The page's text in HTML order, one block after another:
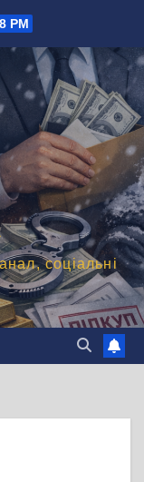
PM
соціальні